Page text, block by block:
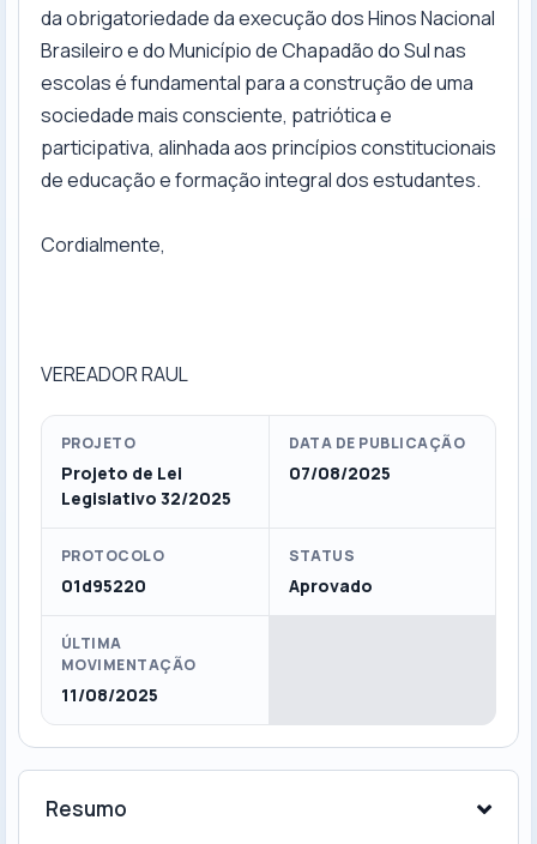
da obrigatoriedade da execução dos Hinos Nacional
Brasileiro e do Município de Chapadão do Sul nas
escolas é fundamental para a construção de uma
sociedade mais consciente, patriótica e
participativa, alinhada aos princípios constitucionais
de educação e formação integral dos estudantes.
Cordialmente,
VEREADOR RAUL
PROJETO
Projeto de Lei
Legislativo 32/2025
DATA DE PUBLICAÇÃO
07/08/2025
PROTOCOLO
01d95220
STATUS
Aprovado
ÚLTIMA
MOVIMENTAÇÃO
11/08/2025
Resumo